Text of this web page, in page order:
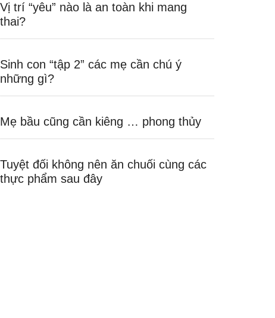
Vị trí “yêu” nào là an toàn khi mang
thai?
Sinh con “tập 2” các mẹ cần chú ý
những gì?
Mẹ bầu cũng cần kiêng … phong thủy
Tuyệt đối không nên ăn chuối cùng các
thực phẩm sau đây